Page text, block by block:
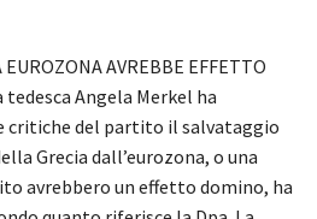
AVREBBE EFFETTO
tedesca Angela Merkel ha
critiche del partito il salvataggio
Grecia dall’eurozona, o una
avrebbero un effetto domino, ha